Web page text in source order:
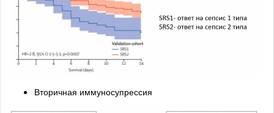
Вторичная иммуносупрессия